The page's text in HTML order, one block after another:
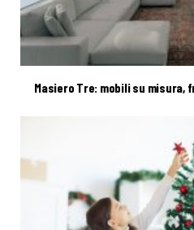
Masiero Tre: mobili su misura,